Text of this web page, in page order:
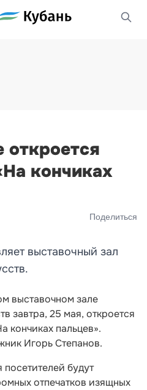
откроется
кончиках
Поделиться
выставочный зал
выставочном зале
завтра, 25 мая, откроется
кончиках пальцев».
Игорь Степанов.
будут
отпечатков изящных